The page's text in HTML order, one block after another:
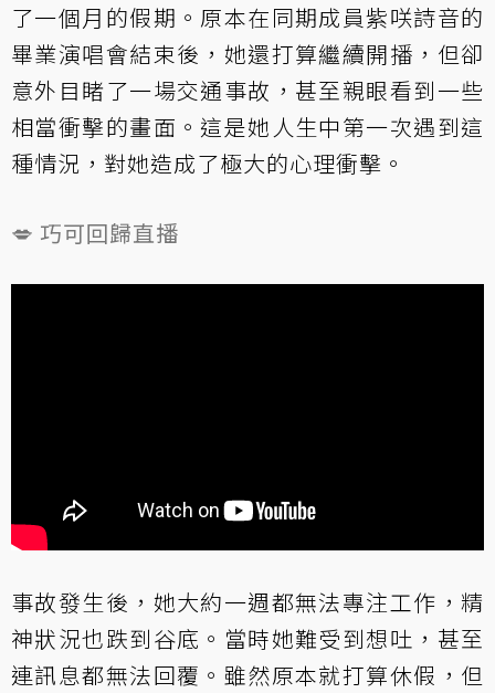
了一個月的假期。原本在同期成員紫咲詩音的
畢業演唱會結束後，她還打算繼續開播，但卻
意外目睹了一場交通事故，甚至親眼看到一些
相當衝擊的畫面。這是她人生中第一次遇到這
種情況，對她造成了極大的心理衝擊。
💋 巧可回歸直播
事故發生後，她大約一週都無法專注工作，精
神狀況也跌到谷底。當時她難受到想吐，甚至
連訊息都無法回覆。雖然原本就打算休假，但